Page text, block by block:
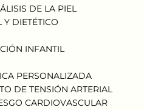
DE LA PIEL
Y DIETÉTICO
INFANTIL
PERSONALIZADA
DE TENSIÓN ARTERIAL
CARDIOVASCULAR